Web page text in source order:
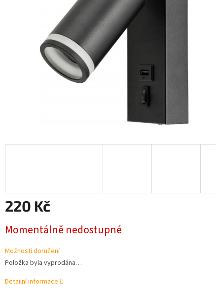
220 Kč
cena:
Momentálně nedostupné
Možnosti doručení
Položka byla vyprodána…
Detailní informace